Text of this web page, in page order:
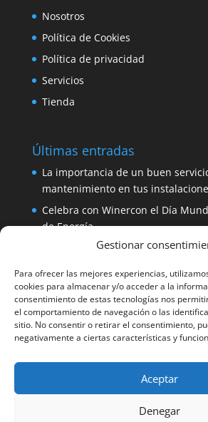
Gestionar
Para ofrecer las mejores experiencias,
cookies para almacenar y/o acceder a la
consentimiento de estas tecnologías nos
el comportamiento de navegación o las
sitio. No consentir o retirar el consentimiento,
negativamente a ciertas características y
Aceptar
Denegar
Nosotros
Política de Cookies
Política de privacidad
Servicios
Tienda
Últimas entradas
La importancia de un buen
mantenimiento en tus
Celebra con Winercon el Día
de Energía
Placa solar 330W 24V Amerisolar
iDialog: protege tus equipos con
instalación
Aerogenerador 1500W de
pequeñas viviendas